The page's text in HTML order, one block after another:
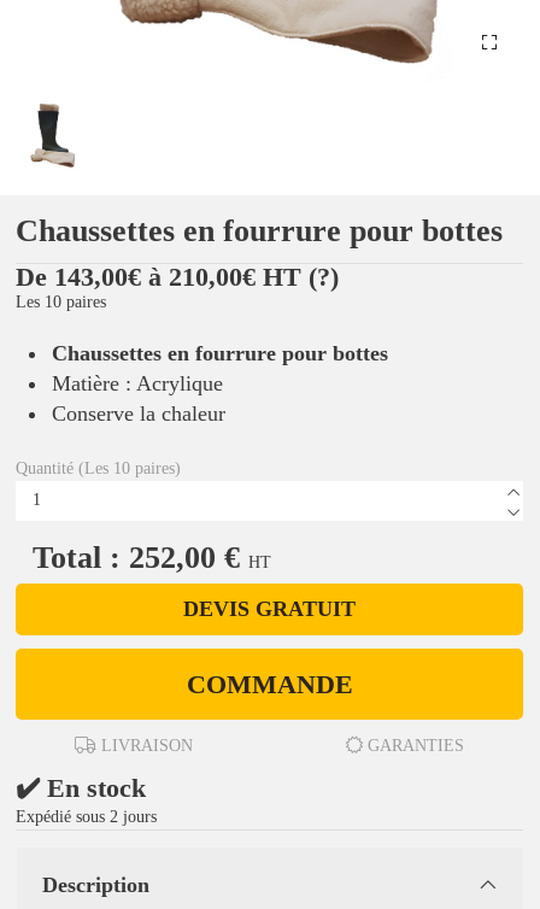
Chaussettes en fourrure pour bottes
De 143,00€ à 210,00€ HT (?)
Les 10 paires
Chaussettes en fourrure pour bottes
Matière : Acrylique
Conserve la chaleur
Quantité (Les 10 paires)
Total : 252,00 € HT
DEVIS GRATUIT
COMMANDE
LIVRAISON GARANTIES
✔️ En stock
Expédié sous 2 jours
Description